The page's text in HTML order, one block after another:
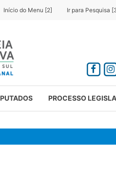
Início do Menu [2] Ir para Pesquisa
PROCESSO